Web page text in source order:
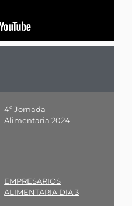
4º Jornada
Alimentaria 2024
EMPRESARIOS
ALIMENTARIA DIA 3